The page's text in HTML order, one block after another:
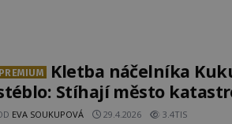
PREMIUM
Kletba náčelníka
Stíhají město
vraždě?
EVA SOUKUPOVÁ 29.4.2026 3.4TIS